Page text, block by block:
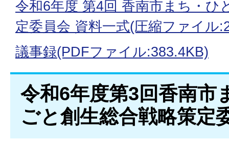
令和6年度 第4回 香南市まち・ひ
定委員会 資料一式(圧縮ファイル
議事録(PDFファイル:383.4KB)
令和6年度第3回香南市
ごと創生総合戦略策定